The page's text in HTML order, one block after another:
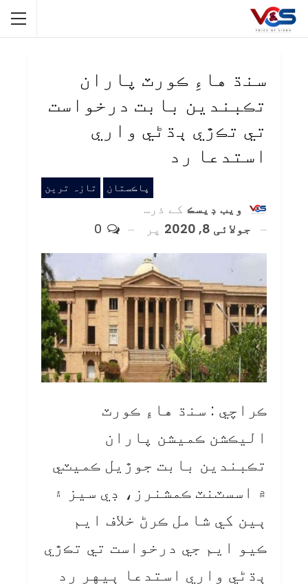
سنڌ هاءِ ڪورٽ پاران
تڪبندين بابت درخواست
تي تڪڙي ٻڌڻي واري
استدعا رد
پاڪستان تازہ ترین
ويب ڊيسڪ کے ذریعہ
جولائی 8, 2020
پر
ڪراچي : سنڌ هاءِ ڪورٽ
اليڪشن ڪميشن پاران
تڪبندين بابت جوڙيل ڪميٽي
۾ اسسٽنٽ ڪمشنرز، ڊي سيز ۽
ٻين کي شامل ڪرڻ خلاف ايم
ڪيو ايم جي درخواست تي تڪڙي
ٻڌڻي واري استدعا ٻيهر رد